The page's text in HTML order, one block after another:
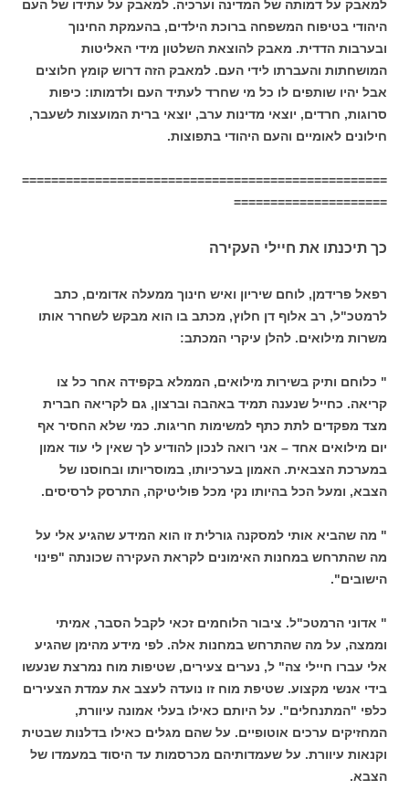
למאבק על דמותה של המדינה וערכיה. למאבק על עתידו של העם
היהודי בטיפוח המשפחה ברוכת הילדים, בהעמקת החינוך
ובערבות הדדית. מאבק להוצאת השלטון מידי האליטות
המושחתות והעברתו לידי העם. למאבק הזה דרוש קומץ חלוצים
אבל יהיו שותפים לו כל מי שחרד לעתיד העם ולדמותו: כיפות
סרוגות, חרדים, יוצאי מדינות ערב, יוצאי ברית המועצות לשעבר,
חילונים לאומיים והעם היהודי בתפוצות.
==================================================
=====================
כך תיכנתו את חיילי העקירה
רפאל פרידמן, לוחם שיריון ואיש חינוך ממעלה אדומים, כתב
לרמטכ"ל, רב אלוף דן חלוץ, מכתב בו הוא מבקש לשחרר אותו
משרות מילואים. להלן עיקרי המכתב:
" כלוחם ותיק בשירות מילואים, הממלא בקפידה אחר כל צו
קריאה. כחייל שנענה תמיד באהבה וברצון, גם לקריאה חברית
מצד מפקדים לתת כתף למשימות חריגות. כמי שלא החסיר אף
יום מילואים אחד – אני רואה לנכון להודיע לך שאין לי עוד אמון
במערכת הצבאית. האמון בערכיותו, במוסריותו ובחוסנו של
הצבא, ומעל הכל בהיותו נקי מכל פוליטיקה, התרסק לרסיסים.
" מה שהביא אותי למסקנה גורלית זו הוא המידע שהגיע אלי על
מה שהתרחש במחנות האימונים לקראת העקירה שכונתה "פינוי
הישובים".
" אדוני הרמטכ"ל. ציבור הלוחמים זכאי לקבל הסבר, אמיתי
וממצה, על מה שהתרחש במחנות אלה. לפי מידע מהימן שהגיע
אלי עברו חיילי צה" ל, נערים צעירים, שטיפות מוח נמרצת שנעשו
בידי אנשי מקצוע. שטיפת מוח זו נועדה לעצב את עמדת הצעירים
כלפי "המתנחלים". על היותם כאילו בעלי אמונה עיוורת,
המחזיקים ערכים אוטופיים. על שהם מגלים כאילו בדלנות שבטית
וקנאות עיוורת. על שעמדותיהם מכרסמות עד היסוד במעמדו של
הצבא.